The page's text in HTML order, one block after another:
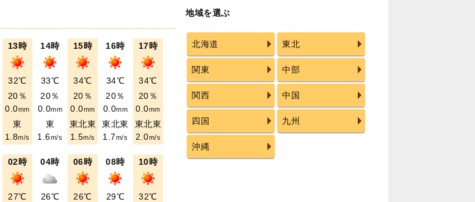
13時
32℃
20％
0.0mm
東
1.8m/s
14時
33℃
20％
0.0mm
東
1.6m/s
15時
34℃
20％
0.0mm
東北東
1.5m/s
16時
34℃
20％
0.0mm
東北東
1.7m/s
17時
34℃
20％
0.0mm
東北東
2.0m/s
02時
27℃
04時
26℃
06時
26℃
08時
29℃
10時
32℃
地域を選ぶ
北海道 東北
関東 中部
関西 中国
四国 九州
沖縄